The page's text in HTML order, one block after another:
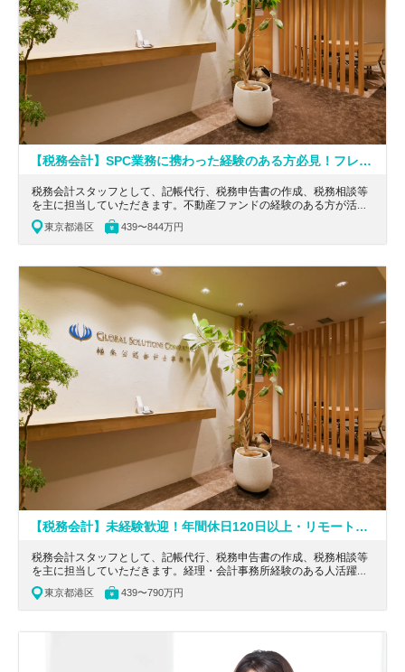
【税務会計】SPC業務に携わった経験のある方必見！フレックス導入／外資クライアントが90％以上／投資ファンドや金融機関をメインにし、関連分野のスキルが高まる会計事務所
税務会計スタッフとして、記帳代行、税務申告書の作成、税務相談等
を主に担当していただきます。不動産ファンドの経験のある方が活
躍！整った教育制度で税務・会計のキャリアを築けます。
東京都港区 439〜844万円
【税務会計】未経験歓迎！年間休日120日以上・リモートワーク・フレックス導入／不動産・投資・金融・外資系企業向けに特化した会計・税務サービスを提供する専門性の高い会計事務所
税務会計スタッフとして、記帳代行、税務申告書の作成、税務相談等
を主に担当していただきます。経理・会計事務所経験のある人活躍！
整った教育制度で税務・会計のキャリアを築けます。
東京都港区 439〜790万円